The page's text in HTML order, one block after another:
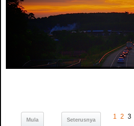
Mula Seterusnya 1 2 3